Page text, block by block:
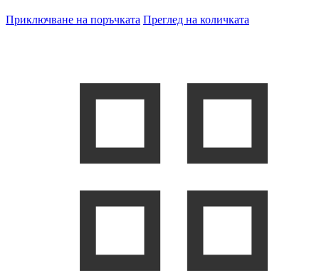
Приключване на поръчката Преглед на количката